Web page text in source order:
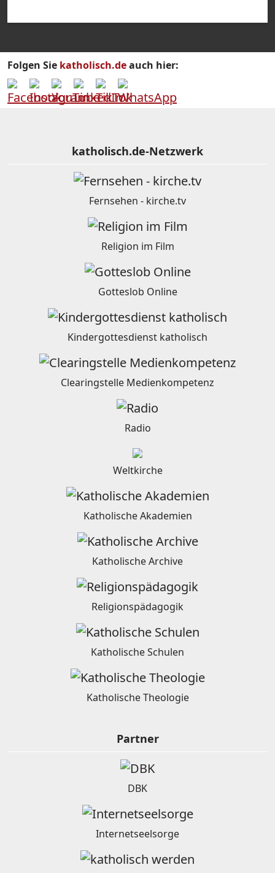
Folgen Sie katholisch.deauch hier:
katholisch.de-Netzwerk
Fernsehen - kirche.tv
Religion im Film
Gotteslob Online
Kindergottesdienst katholisch
Clearingstelle Medienkompetenz
Radio
Weltkirche
Katholische Akademien
Katholische Archive
Religionspädagogik
Katholische Schulen
Katholische Theologie
Partner
DBK
Internetseelsorge